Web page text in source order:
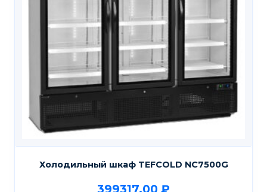
Холодильный шкаф TEFCOLD NC7500G